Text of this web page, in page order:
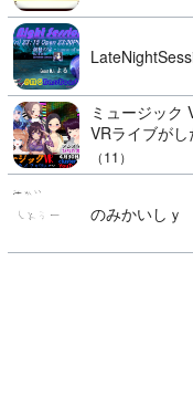
ミュージック
VRライブがし
（11）
のみかいしｙ